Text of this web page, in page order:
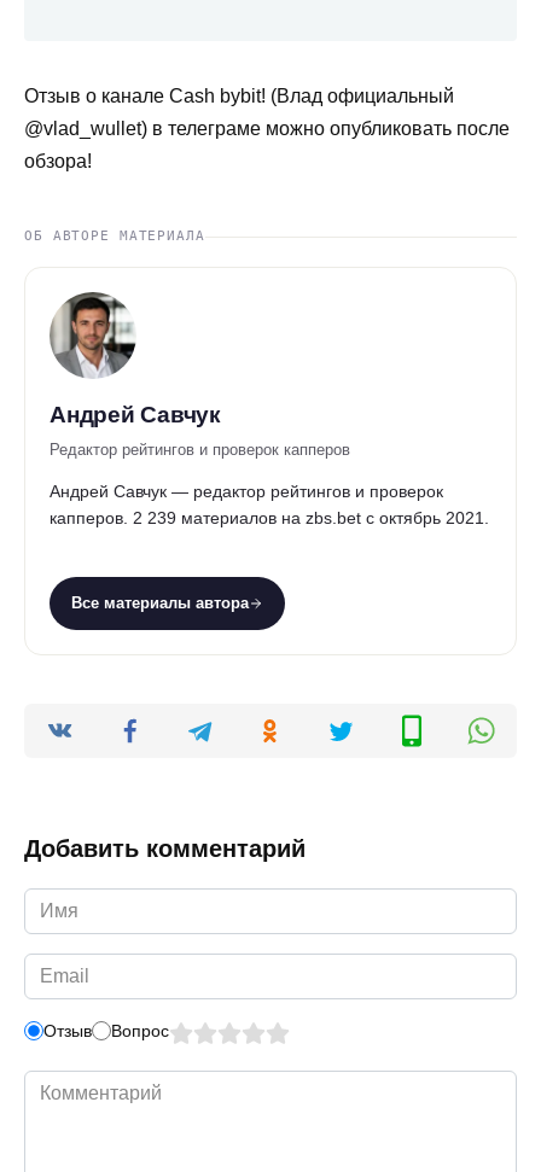
Отзыв о канале Cash bybit! (Влад официальный
@vlad_wullet) в телеграме можно опубликовать после
обзора!
ОБ АВТОРЕ МАТЕРИАЛА
Андрей Савчук
Редактор рейтингов и проверок капперов
Андрей Савчук — редактор рейтингов и проверок
капперов. 2 239 материалов на zbs.bet с октябрь 2021.
Все материалы автора
Добавить комментарий
Имя
*
Email
*
Отзыв Вопрос
Комментарий